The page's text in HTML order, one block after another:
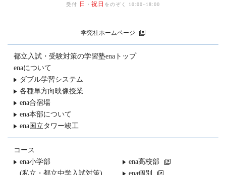
受付 日 ・ 祝日 をのぞく 10:00~18:00
学究社ホームページ
都立入試・受験対策の学習塾enaトップ
enaについて
ダブル学習システム
各種単方向映像授業
ena合宿場
ena本部について
ena国立タワー竣工
コース
ena小学部
(私立・都立中学入試対策)
ena高校部
ena個別